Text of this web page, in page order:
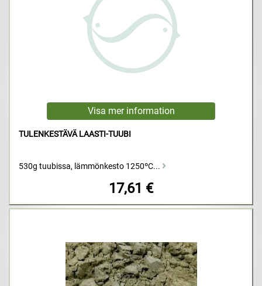
TULENKESTÄVÄ LAASTI-TUUBI
530g tuubissa, lämmönkesto 1250ºC...
17,61 €